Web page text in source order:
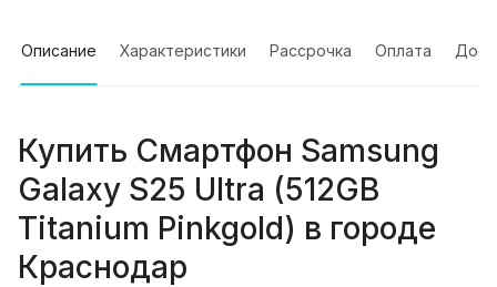
Описание Характеристики Рассрочка Оплата
Купить Смартфон Samsung
Galaxy S25 Ultra (512GB
Titanium Pinkgold) в городе
Краснодар